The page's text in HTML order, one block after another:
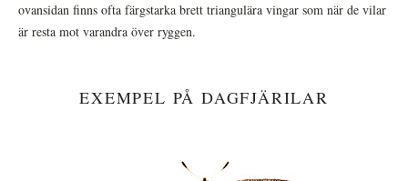
ovansidan finns ofta färgstarka brett triangulära vingar som när de vilar
är resta mot varandra över ryggen.
EXEMPEL PÅ DAGFJÄRILAR